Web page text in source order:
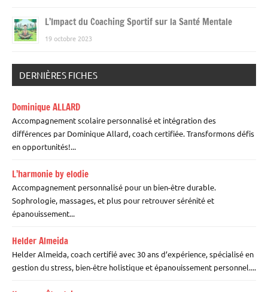
L’Impact du Coaching Sportif sur la Santé Mentale
19 octobre 2023
DERNIÈRES FICHES
Dominique ALLARD
Accompagnement scolaire personnalisé et intégration des
différences par Dominique Allard, coach certifiée. Transformons défis
en opportunités!...
L’harmonie by elodie
Accompagnement personnalisé pour un bien-être durable.
Sophrologie, massages, et plus pour retrouver sérénité et
épanouissement...
Helder Almeida
Helder Almeida, coach certifié avec 30 ans d’expérience, spécialisé en
gestion du stress, bien-être holistique et épanouissement personnel....